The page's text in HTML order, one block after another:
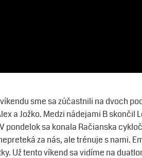
sme sa zúčastnili na dvoch
a Jožko. Medzi nádejami B skončil
pondelok sa konala Račianska
za nás, ale trénuje s nami.
Už tento víkend sa vidíme na